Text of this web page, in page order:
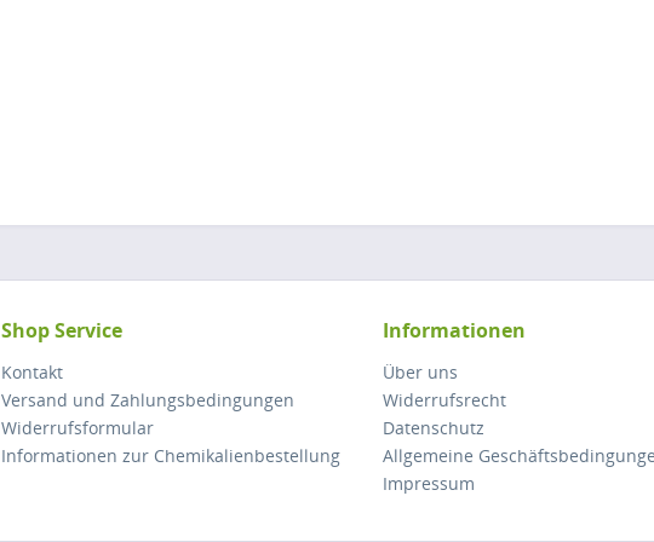
Shop Service
Kontakt
Versand und Zahlungsbedingungen
Widerrufsformular
Informationen zur Chemikalienbestellung
Informationen
Über uns
Widerrufsrecht
Datenschutz
Allgemeine
Impressum